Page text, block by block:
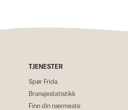
TJENESTER
Spør Frida
Bransjestatistikk
Finn din nærmeste